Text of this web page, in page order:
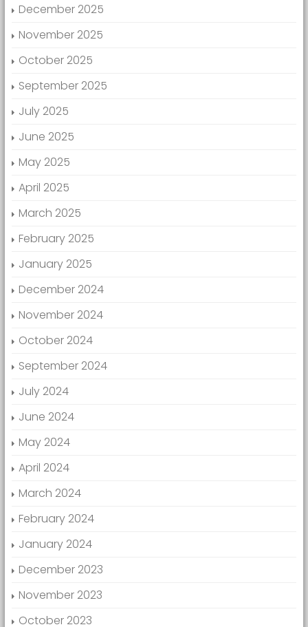
December 2025
November 2025
October 2025
September 2025
July 2025
June 2025
May 2025
April 2025
March 2025
February 2025
January 2025
December 2024
November 2024
October 2024
September 2024
July 2024
June 2024
May 2024
April 2024
March 2024
February 2024
January 2024
December 2023
November 2023
October 2023